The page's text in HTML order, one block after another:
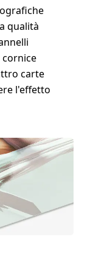
qualità
carte
l'effetto